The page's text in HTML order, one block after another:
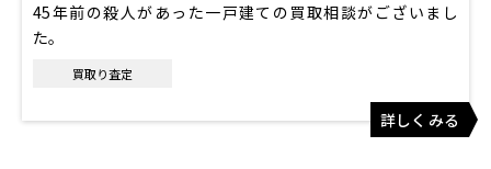
45年前の殺人があった一戸建ての買取相談がございまし
た。
買取り査定
詳しくみる